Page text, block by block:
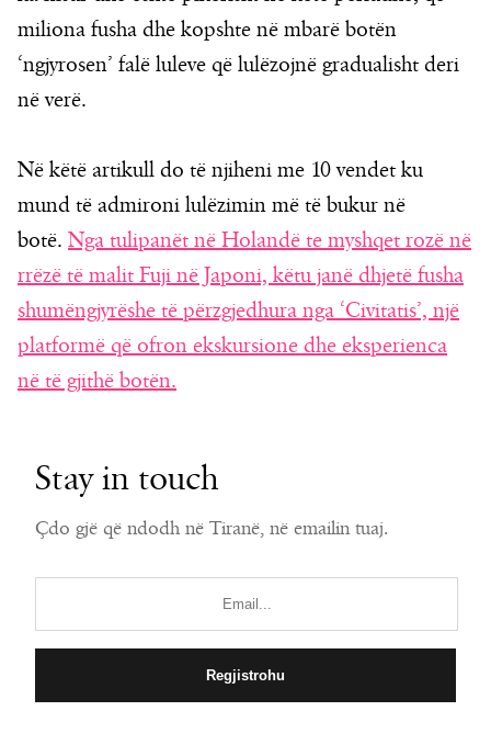
miliona fusha dhe kopshte në mbarë botën
‘ngjyrosen’ falë luleve që lulëzojnë gradualisht deri
në verë.
Në këtë artikull do të njiheni me 10 vendet ku
mund të admironi lulëzimin më të bukur në
botë. Nga tulipanët në Holandë te myshqet rozë në
rrëzë të malit Fuji në Japoni, këtu janë dhjetë fusha
shumëngjyrëshe të përzgjedhura nga ‘Civitatis’, një
platformë që ofron ekskursione dhe eksperienca
në të gjithë botën.
Stay in touch
Çdo gjë që ndodh në Tiranë, në emailin tuaj.